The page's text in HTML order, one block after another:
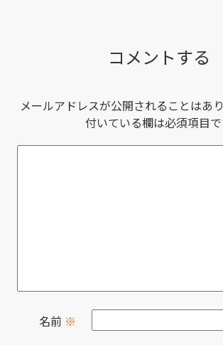
コメントする
メールアドレスが公開されることはあり
付いている欄は必須項目
名前 ※